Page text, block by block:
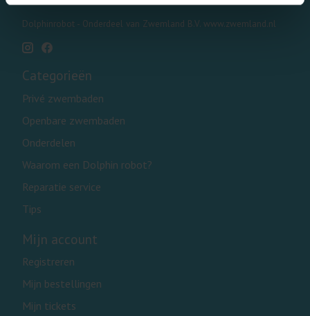
Dolphinrobot - Onderdeel van Zwemland B.V. www.zwemland.nl
Categorieën
Privé zwembaden
Openbare zwembaden
Onderdelen
Waarom een Dolphin robot?
Reparatie service
Tips
Mijn account
Registreren
Mijn bestellingen
Mijn tickets